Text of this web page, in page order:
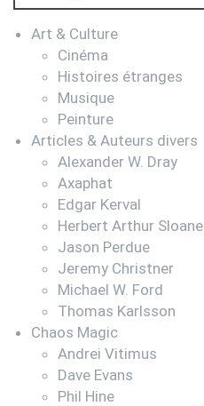
Art & Culture
Cinéma
Histoires étranges
Musique
Peinture
Articles & Auteurs divers
Alexander W. Dray
Axaphat
Edgar Kerval
Herbert Arthur Sloane
Jason Perdue
Jeremy Christner
Michael W. Ford
Thomas Karlsson
Chaos Magic
Andrei Vitimus
Dave Evans
Phil Hine